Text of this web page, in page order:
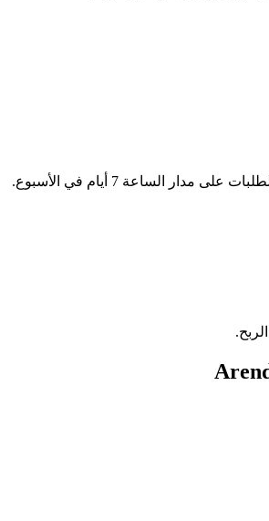
سيختار موظفو الوسيط ArendaLazur TM (Cofrance SARL) (أريندا لازور ت.م. (كوفرانس ذ.م.م.)) إقامة رائعة لقضاء عطلة أو رحلة عمل لمدة يوم واحد. يتم قبول الطلبات على مدار الساعة 7 أيام في الأسبوع.